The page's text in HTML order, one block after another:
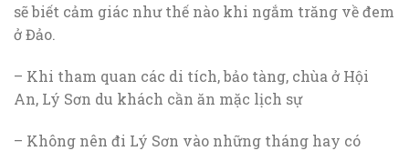
sẽ biết cảm giác như thế nào khi ngắm trăng về đem
ở Đảo.
– Khi tham quan các di tích, bảo tàng, chùa ở Hội
An, Lý Sơn du khách cần ăn mặc lịch sự
– Không nên đi Lý Sơn vào những tháng hay có